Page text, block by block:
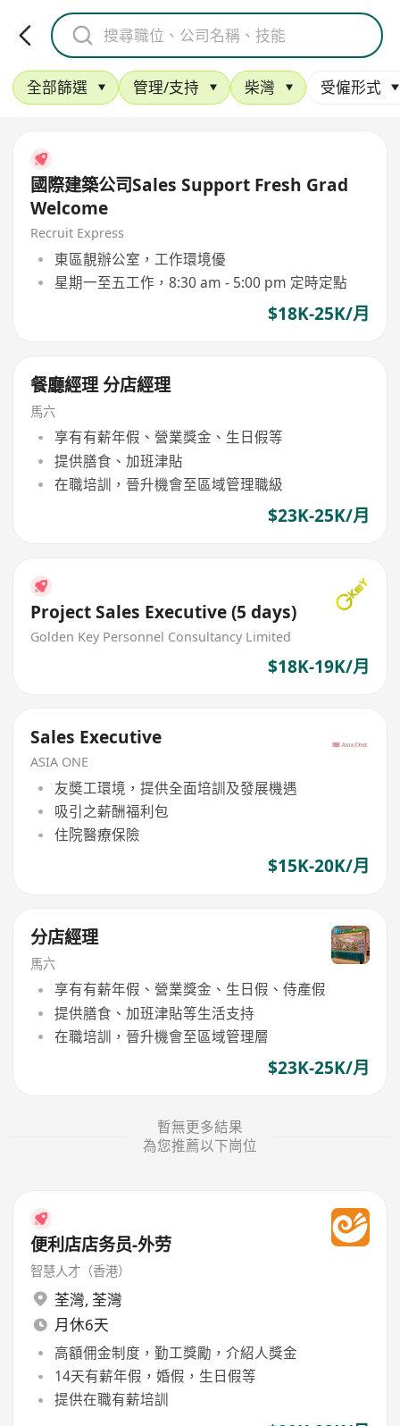
全部篩選 管理/支持 柴灣 受僱形式
國際建築公司Sales Support Fresh Grad
Welcome
Recruit Express
東區靚辦公室，工作環境優
星期一至五工作，8:30 am - 5:00 pm 定時定點
$18K-25K/月
餐廳經理 分店經理
馬六
享有有薪年假、營業獎金、生日假等
提供膳食、加班津貼
在職培訓，晉升機會至區域管理職級
$23K-25K/月
Project Sales Executive (5 days)
Golden Key Personnel Consultancy Limited
$18K-19K/月
Sales Executive
ASIA ONE
友奬工環境，提供全面培訓及發展機遇
吸引之薪酬福利包
住院醫療保險
$15K-20K/月
分店經理
馬六
享有有薪年假、營業獎金、生日假、侍產假
提供膳食、加班津貼等生活支持
在職培訓，晉升機會至區域管理層
$23K-25K/月
暫無更多結果
為您推薦以下崗位
便利店店务员-外劳
智慧人才（香港）
荃灣, 荃灣
月休6天
高額佣金制度，勤工獎勵，介紹人獎金
14天有薪年假，婚假，生日假等
提供在職有薪培訓